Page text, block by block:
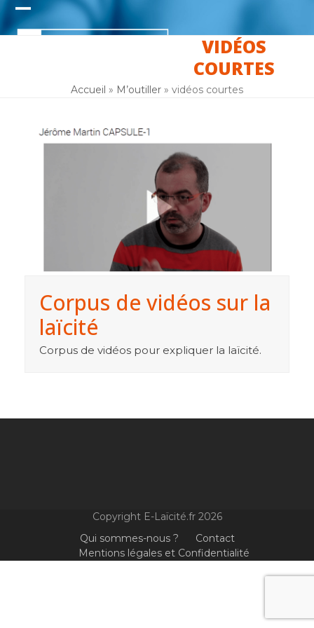
Skip
content
Open
Close
VIDÉOS
COURTES
Accueil » M’outiller » vidéos courtes
Corpus de vidéos sur la
laïcité
Corpus de vidéos pour expliquer la laïcité.
Copyright E-Laïcité.fr 2026
Qui sommes-nous ?
Contact
Mentions légales et Confidentialité